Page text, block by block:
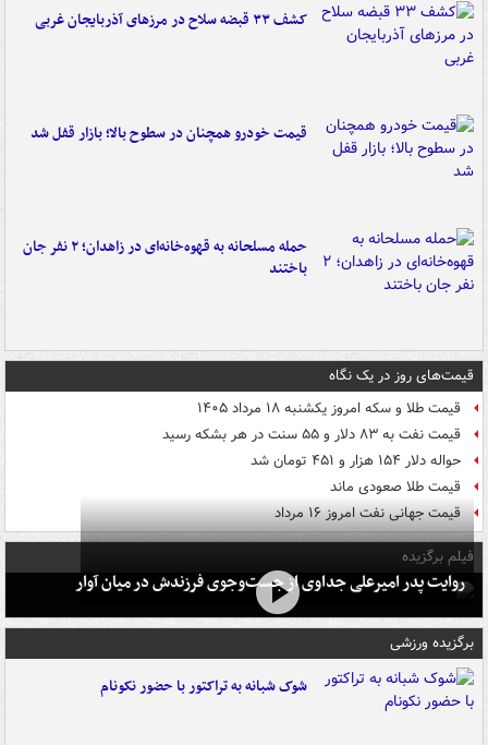
کشف ۳۳ قبضه سلاح در مرزهای آذربایجان غربی
قیمت خودرو همچنان در سطوح بالا؛ بازار قفل شد
حمله مسلحانه به قهوه‌خانه‌ای در زاهدان؛ ۲ نفر جان
باختند
قیمت‌های روز در یک نگاه
قیمت طلا و سکه امروز یکشنبه ۱۸ مرداد ۱۴۰۵
قیمت نفت به ۸۳ دلار و ۵۵ سنت در هر بشکه رسید
حواله دلار ۱۵۴ هزار و ۴۵۱ تومان شد
قیمت طلا صعودی ماند
قیمت جهانی نفت امروز ۱۶ مرداد
فیلم برگزیده
روایت پدر امیرعلی جداوی از جست‌وجوی فرزندش در میان آوار
برگزیده ورزشی
شوک شبانه به تراکتور با حضور نکونام